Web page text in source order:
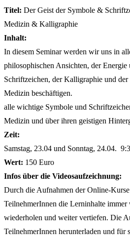
Titel: Der Geist der Symbole &
Medizin & Kalligraphie
Inhalt:
In diesem Seminar werden wir uns in
philosophischen Ansichten, der Energie
Schriftzeichen, der Kalligraphie und der
Medizin beschäftigen.
alle wichtige Symbole und
Medizin und über ihren geistigen
Zeit:
Samstag, 23.04 und Sonntag, 24.04.
Wert: 150 Euro
Infos über die Videosaufzeichnung:
Durch die Aufnahmen der Online-
TeilnehmerInnen die Lerninhalte immer
wiederholen und weiter vertiefen. Die
TeilnehmerInnen herunterladen und für